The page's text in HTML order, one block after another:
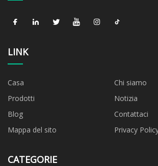
LINK
Casa
Chi siamo
Prodotti
Notizia
Blog
Contattaci
Mappa del sito
Privacy
CATEGORIE